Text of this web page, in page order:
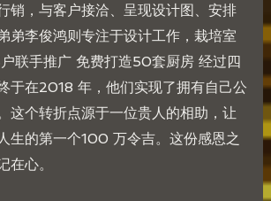
销，与客户接洽、呈现设计图、安排
弟李俊鸿则专注于设计工作，栽培室
联手推广 免费打造50套厨房 经过四
于在2018 年，他们实现了拥有自己公
这个转折点源于一位贵人的相助，让
生的第一个100 万令吉。这份感恩之
在心。